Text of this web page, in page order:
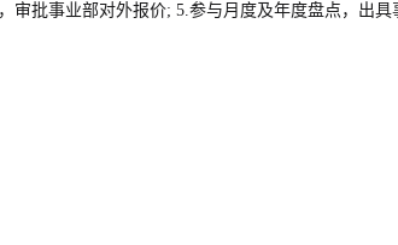
批事业部对外报价; 5.参与月度及年度盘点，出